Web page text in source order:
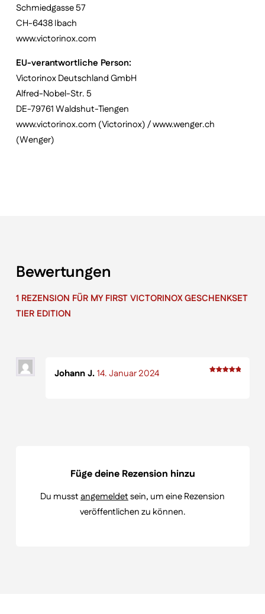
Schmiedgasse 57
CH-6438 Ibach
www.victorinox.com
EU-verantwortliche Person:
Victorinox Deutschland GmbH
Alfred-Nobel-Str. 5
DE-79761 Waldshut-Tiengen
www.victorinox.com (Victorinox) / www.wenger.ch
(Wenger)
Bewertungen
1 REZENSION FÜR MY FIRST VICTORINOX GESCHENKSET
TIER EDITION
Johann J.14. Januar 2024
Füge deine Rezension hinzu
Du musstangemeldetsein, um eine Rezension
veröffentlichen zu können.